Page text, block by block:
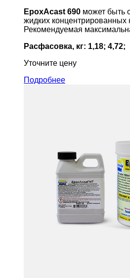
EpoxAcast 690 может быть
жидких концентрированных
Рекомендуемая
Расфасовка, кг: 1,18; 4,72;
Уточните цену
Подробнее